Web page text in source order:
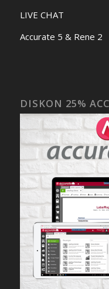
LIVE CHAT
Accurate 5 & Rene 2
DISKON 25%